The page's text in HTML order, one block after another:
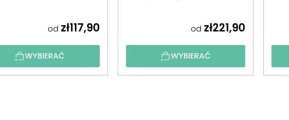
od zł117,90
WYBIERAĆ
od zł221,90
WYBIERAĆ